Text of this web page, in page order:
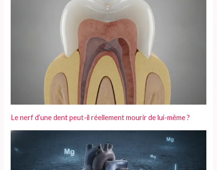
Le nerf d’une dent peut-il réellement mourir de lui-même ?